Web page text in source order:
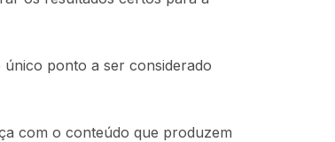
ponto a ser considerado
com o conteúdo que produzem